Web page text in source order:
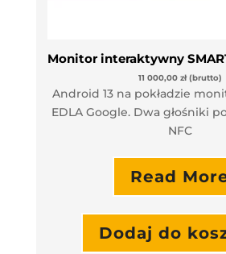
11 000,00 zł (brutto)
Android 13 na pokładzie
EDLA Google. Dwa głośniki
NFC
Read
Dodaj do